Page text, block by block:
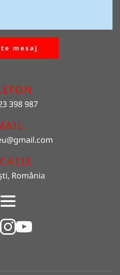
mesaj
398 987
@gmail.com
România